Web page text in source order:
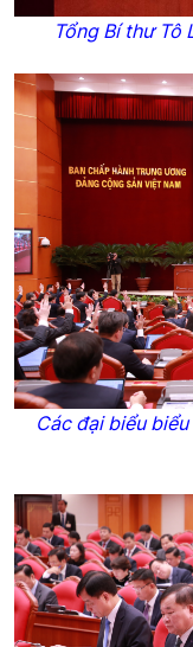
Tổng Bí thư Tô
Các đại biểu